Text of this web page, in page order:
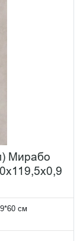
Мирабо
см